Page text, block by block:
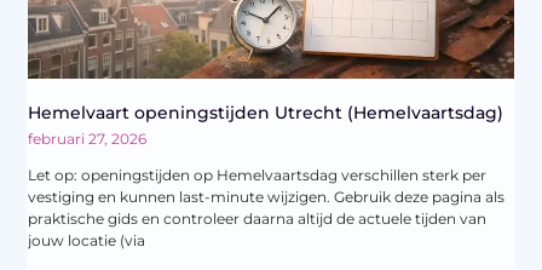
Hemelvaart openingstijden Utrecht (Hemelvaartsdag)
februari 27, 2026
Let op: openingstijden op Hemelvaartsdag verschillen sterk per
vestiging en kunnen last-minute wijzigen. Gebruik deze pagina als
praktische gids en controleer daarna altijd de actuele tijden van
jouw locatie (via